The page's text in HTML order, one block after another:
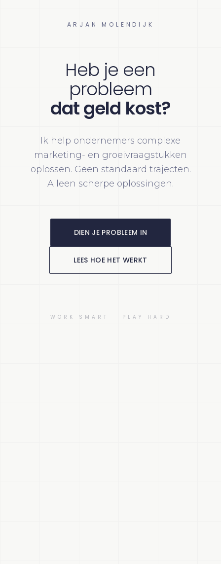
ARJAN MOLENDIJK
Heb je een
probleem
dat geld kost?
Ik help ondernemers complexe
marketing- en groeivraagstukken
oplossen. Geen standaard trajecten.
Alleen scherpe oplossingen.
DIEN JE PROBLEEM IN
LEES HOE HET WERKT
WORK SMART _ PLAY HARD